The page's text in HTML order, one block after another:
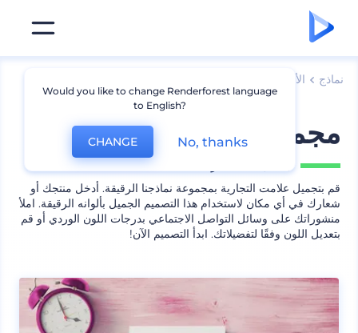
نماذج الأجهزة
مجموعة نماذج مكتب وردية
قم بتجميل علامت التجارية بمجموعة نماذجنا الرقيقة. أدخل منتجك أو
شعارك في أي مكان لاستخدام هذا التصميم الجميل بألوانه الرقيقة. املأ
منشوراتك على وسائل التواصل الاجتماعي بدرجات اللون الوردي أو قم
بتعديل اللون وفقًا لتفضيلاتك. ابدأ التصميم الآن!
Would you like to change Renderforest language
to English?
CHANGE No, thanks